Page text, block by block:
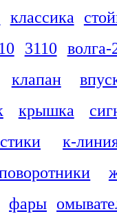
классика
3110 волга-
клапан
крышка
к-
фары